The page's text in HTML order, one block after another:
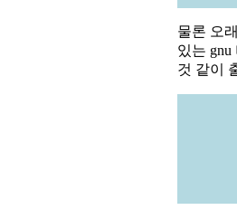
물론 오
있는
것 같이